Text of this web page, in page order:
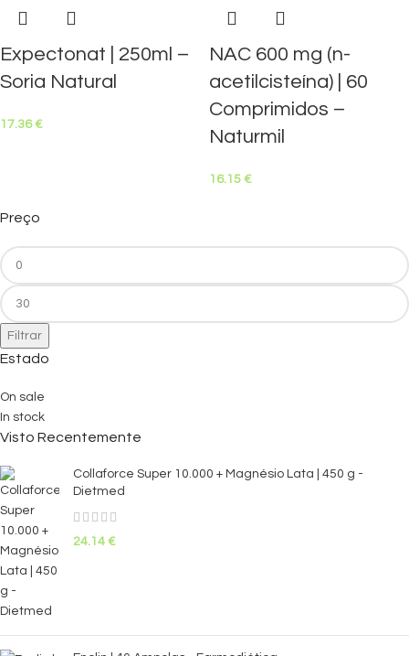
Preço
Filtrar
Estado
On sale
In stock
Visto Recentemente
Collaforce Super 10.000 + Magnésio Lata | 450 g -
Dietmed
24.14 €
Expectonat | 250ml –
Soria Natural
17.36€
NAC 600 mg (n-
acetilcisteína) | 60
Comprimidos –
Naturmil
16.15 €